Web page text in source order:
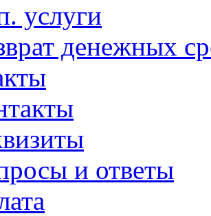
услуги
денежных
и ответы